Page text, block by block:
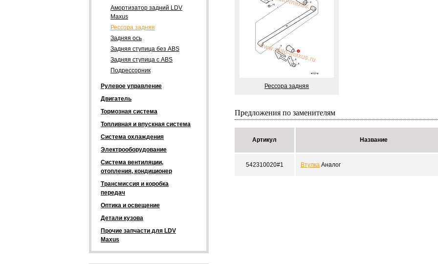
Рессора задняя
Предложения по заменителям
Артикул Название
542310020#1 Втулка Аналог
Амортизатор задний LDV
Maxus
Рессора задняя
Задняя ось
Задняя ступица без ABS
Задняя ступица с ABS
Подрессорник
Рулевое управление
Двигатель
Тормозная система
Топливная и впускная система
Система охлаждения
Электрооборудование
Система вентиляции,
отопления, кондиционер
Трансмиссия и коробка
передач
Оптика и освещение
Детали кузова
Прочие запчасти для LDV
Maxus